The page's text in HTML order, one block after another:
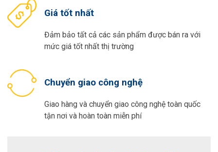
Giá tốt nhất
Đảm bảo tất cả các sản phẩm được bán ra với
mức giá tốt nhất thị trường
Chuyển giao công nghệ
Giao hàng và chuyển giao công nghệ toàn quốc
tận nơi và hoàn toàn miễn phí